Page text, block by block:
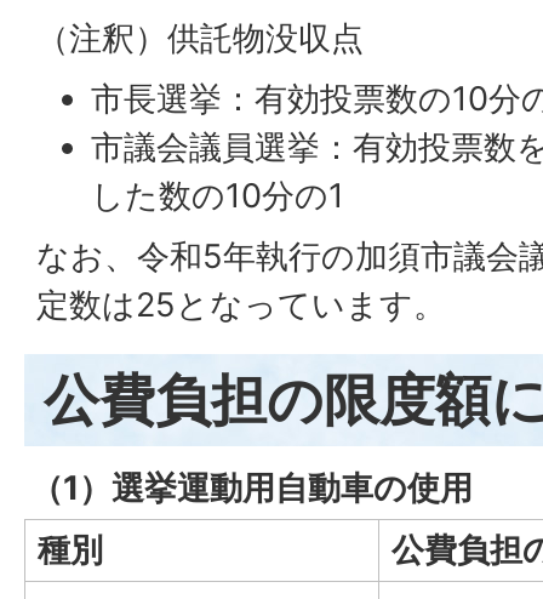
（注釈）供託物没収点
市長選挙：有効投票数の10分
市議会議員選挙：有効投票数
した数の10分の1
なお、令和5年執行の加須市議会
定数は25となっています。
公費負担の限度額
（1）選挙運動用自動車の使用
種別
公費負担